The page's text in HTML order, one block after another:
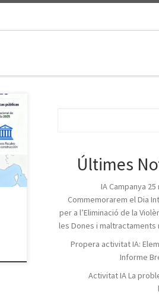
Últimes
IA Campanya
Commemorarem el Dia
per a l’Eliminació de la
les Dones i maltractaments
Propera activitat IA:
Informe
Activitat IA La